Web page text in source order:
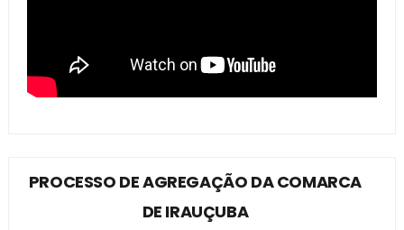
PROCESSO DE AGREGAÇÃO DA COMARCA
DE IRAUÇUBA